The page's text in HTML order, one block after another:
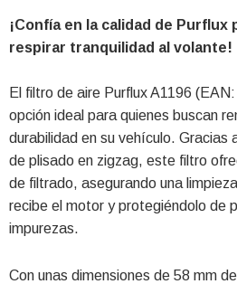
¡Confía en la calidad de
respirar tranquilidad al volante!
El filtro de aire Purflux A1196
opción ideal para quienes buscan
durabilidad en su vehículo. Gracias
de plisado en zigzag, este filtro
de filtrado, asegurando una
recibe el motor y protegiéndolo de
impurezas.
Con unas dimensiones de 58 mm